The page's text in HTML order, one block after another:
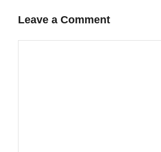
Leave a Comment